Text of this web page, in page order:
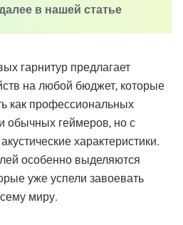
в нашей статье
гарнитур предлагает
на любой бюджет, которые
как профессиональных
обычных геймеров, но с
характеристики.
особенно выделяются
уже успели завоевать
миру.